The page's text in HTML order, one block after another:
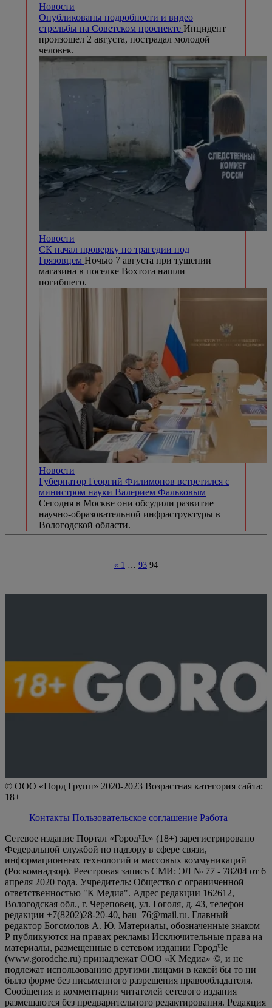
Новости
Опубликованы подробности и видео
стрельбы на Советском проспекте Инцидент
произошел 2 августа, пострадал молодой
человек.
Новости
СК начал проверку по трагедии под
Грязовцем Ночью 7 августа при тушении
магазина в поселке Вохтога нашли
погибшего.
Новости
Губернатор Георгий Филимонов встретился с
министром науки Валерием Фальковым
Сегодня в Москве они обсудили развитие
научно-образовательной инфраструктуры в
Вологодской области.
« 1 … 93 94
© ООО «Норд Групп» 2020-2023 Возрастная категория сайта:
18+
Контакты Пользовательское соглашение Работа
Сетевое издание Портал «ГородЧе» (18+) зарегистрировано
Федеральной службой по надзору в сфере связи,
информационных технологий и массовых коммуникаций
(Роскомнадзор). Реестровая запись СМИ: ЭЛ № 77 - 78204 от 6
апреля 2020 года. Учредитель: Общество с ограниченной
ответственностью "К Медиа". Адрес редакции 162612,
Вологодская обл., г. Череповец, ул. Гоголя, д. 43, телефон
редакции +7(8202)28-20-40, bau_76@mail.ru. Главный
редактор Богомолов А. Ю. Материалы, обозначенные знаком
Р публикуются на правах рекламы Исключительные права на
материалы, размещенные в сетевом издании ГородЧе
(www.gorodche.ru) принадлежат ООО «К Медиа» ©, и не
подлежат использованию другими лицами в какой бы то ни
было форме без письменного разрешения правообладателя.
Сообщения и комментарии читателей сетевого издания
размещаются без предварительного редактирования. Редакция